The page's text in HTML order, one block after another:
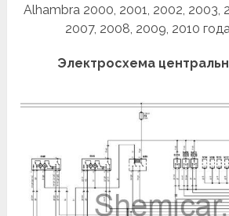
Alhambra 2000, 2001, 2002, 2003,
2007, 2008, 2009, 2010
Электросхема